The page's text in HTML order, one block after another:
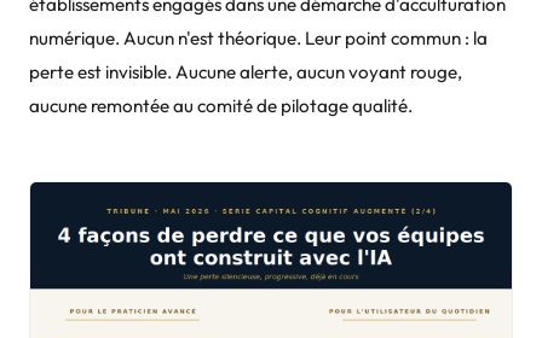
numérique. Aucun n'est théorique. Leur point commun : la
perte est invisible. Aucune alerte, aucun voyant rouge,
aucune remontée au comité de pilotage qualité.